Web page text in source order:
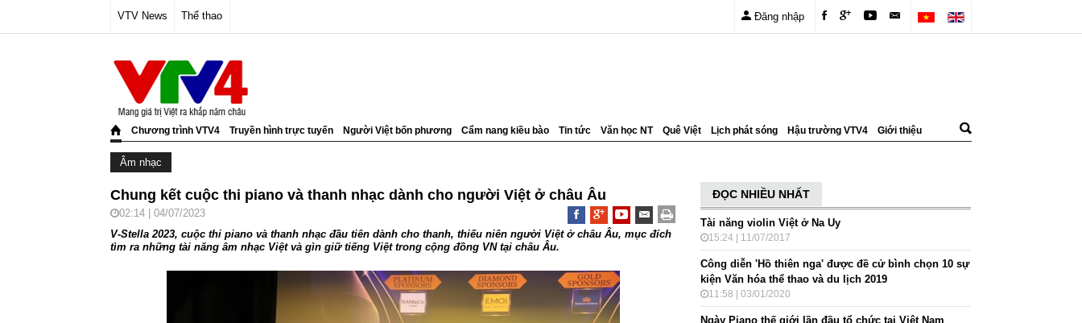
VTV News Thể thao Đăng nhập
Chương trình VTV4 Truyền hình trực tuyến Người Việt bốn phương Cẩm nang kiều bào Tin tức Văn học NT Quê Việt Lịch phát sóng Hậu trường VTV4 Giới thiệu
Âm nhạc
Chung kết cuộc thi piano và thanh nhạc dành cho người Việt ở châu Âu
02:14 | 04/07/2023
V-Stella 2023, cuộc thi piano và thanh nhạc đầu tiên dành cho thanh, thiếu niên người Việt ở châu Âu, mục đích
tìm ra những tài năng âm nhạc Việt và gìn giữ tiếng Việt trong cộng đồng VN tại châu Âu.
ĐỌC NHIỀU NHẤT
Tài năng violin Việt ở Na Uy
15:24 | 11/07/2017
Công diễn 'Hồ thiên nga' được đề cử bình chọn 10 sự
kiện Văn hóa thể thao và du lịch 2019
11:58 | 03/01/2020
Ngày Piano thế giới lần đầu tổ chức tại Việt Nam